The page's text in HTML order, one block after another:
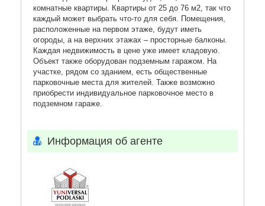
комнатные квартиры. Квартиры от 25 до 76 м2, так что
каждый может выбрать что-то для себя. Помещения,
расположенные на первом этаже, будут иметь
огороды, а на верхних этажах – просторные балконы.
Каждая недвижимость в цене уже имеет кладовую.
Объект также оборудован подземным гаражом. На
участке, рядом со зданием, есть общественные
парковочные места для жителей. Также возможно
приобрести индивидуальное парковочное место в
подземном гараже.
Информация об агенте